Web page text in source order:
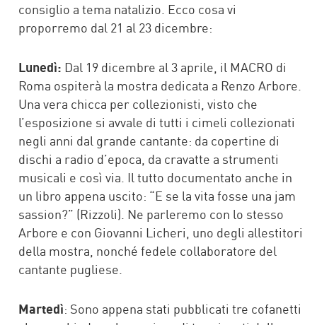
consiglio a tema natalizio. Ecco cosa vi
proporremo dal 21 al 23 dicembre:
Lunedì: Dal 19 dicembre al 3 aprile, il MACRO di
Roma ospiterà la mostra dedicata a Renzo Arbore.
Una vera chicca per collezionisti, visto che
l’esposizione si avvale di tutti i cimeli collezionati
negli anni dal grande cantante: da copertine di
dischi a radio d’epoca, da cravatte a strumenti
musicali e così via. Il tutto documentato anche in
un libro appena uscito: “E se la vita fosse una jam
sassion?” (Rizzoli). Ne parleremo con lo stesso
Arbore e con Giovanni Licheri, uno degli allestitori
della mostra, nonché fedele collaboratore del
cantante pugliese.
Martedì: Sono appena stati pubblicati tre cofanetti